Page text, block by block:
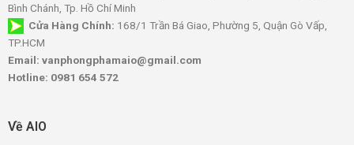
Bình Chánh, Tp. Hồ Chí Minh
Cửa Hàng Chính: 168/1 Trần Bá Giao, Phường 5, Quận Gò Vấp,
TP.HCM
Email: vanphongphamaio@gmail.com
Hotline: 0981 654 572
Về AIO